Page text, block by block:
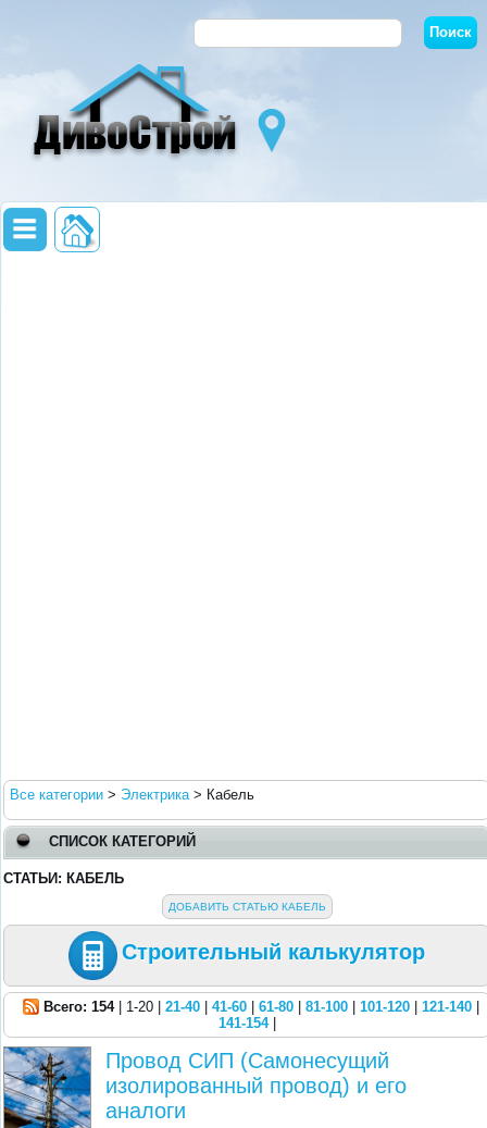
Все категории > Электрика> Кабель
СПИСОК КАТЕГОРИЙ
СТАТЬИ: КАБЕЛЬ
ДОБАВИТЬ СТАТЬЮ КАБЕЛЬ
Строительный калькулятор
Всего: 154| 1-20 | 21-40 41-60 61-80 81-100 101-120 121-140
141-154|
Провод СИП (Самонесущий
изолированный провод) и его
аналоги